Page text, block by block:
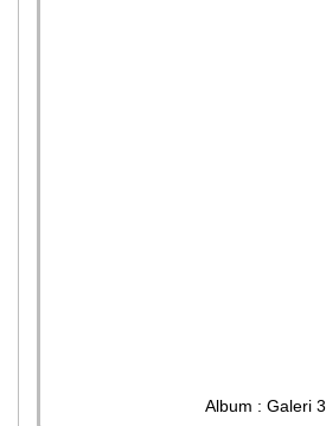
Album : Galeri 3